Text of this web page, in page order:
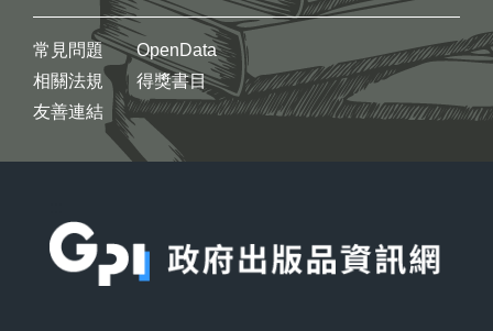
常見問題
相關法規
友善連結
OpenData
得獎書目